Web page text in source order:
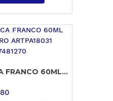
FRANCO 60ML...